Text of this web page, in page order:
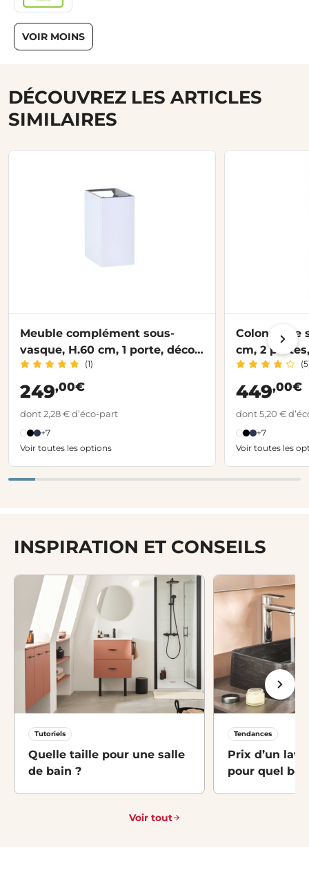
VOIR MOINS
DÉCOUVREZ LES ARTICLES
SIMILAIRES
Meuble complément sous-
vasque, H.60 cm, 1 porte, décor
verni laqué FORMEO
(1)
249,00€
dont 2,28 € d’éco-part
+7
Voir toutes les options
Colonne de
cm, 2
FORMEO
449,00€
dont 5,20 €
+7
Voir toutes les
INSPIRATION ET CONSEILS
Tutoriels
Quelle taille pour une salle
de bain ?
Tendances
Prix d’un
pour quel
Voir tout